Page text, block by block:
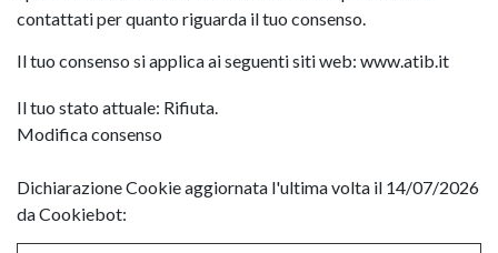
contattati per quanto riguarda il tuo consenso.
Il tuo consenso si applica ai seguenti siti web: www.atib.it
Il tuo stato attuale: Rifiuta.
Modifica consenso
Dichiarazione Cookie aggiornata l'ultima volta il 14/07/2026
daCookiebot: